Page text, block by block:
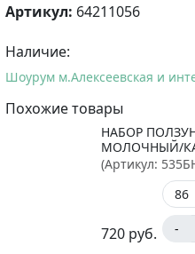
Артикул: 64211056
Наличие:
Шоурум м.Алексеевская и
Похожие товары
НАБОР
МОЛОЧНЫЙ/
(Артикул:
720 руб. -